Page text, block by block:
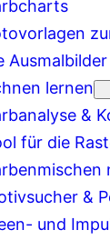
Ausmalbilder
lernen
&
für die
&
und